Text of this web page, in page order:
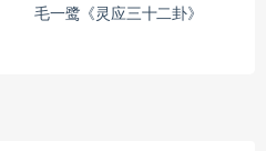
毛一鹭《灵应三十二卦》